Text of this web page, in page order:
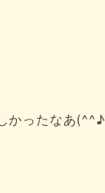
かったなあ(^^♪